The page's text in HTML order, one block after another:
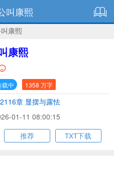
叫康熙
康熙
康熙
载中 1358 万字
章 显摆与露怯
01-11 08:00:15
推荐 TXT下载